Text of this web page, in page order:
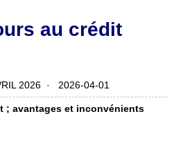
au crédit
2026 · 2026-04-01
; avantages et inconvénients